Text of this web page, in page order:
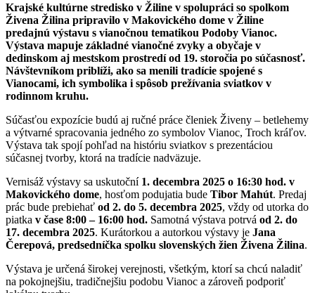
Krajské kultúrne stredisko v Žiline v spolupráci so spolkom
Živena Žilina pripravilo v Makovického dome v Žiline
predajnú výstavu s vianočnou tematikou Podoby Vianoc.
Výstava mapuje základné vianočné zvyky a obyčaje v
dedinskom aj mestskom prostredí od 19. storočia po súčasnosť.
Návštevníkom priblíži, ako sa menili tradície spojené s
Vianocami, ich symbolika i spôsob prežívania sviatkov v
rodinnom kruhu.
Súčasťou expozície budú aj ručné práce členiek Živeny – betlehemy
a výtvarné spracovania jedného zo symbolov Vianoc, Troch kráľov.
Výstava tak spojí pohľad na históriu sviatkov s prezentáciou
súčasnej tvorby, ktorá na tradície nadväzuje.
Vernisáž výstavy sa uskutoční 1. decembra 2025 o 16:30 hod. v
Makovického dome, hosťom podujatia bude Tibor Mahút. Predaj
prác bude prebiehať od 2. do 5. decembra 2025, vždy od utorka do
piatka v čase 8:00 – 16:00 hod. Samotná výstava potrvá od 2. do
17. decembra 2025. Kurátorkou a autorkou výstavy je Jana
Čerepová, predsedníčka spolku slovenských žien Živena Žilina.
Výstava je určená širokej verejnosti, všetkým, ktorí sa chcú naladiť
na pokojnejšiu, tradičnejšiu podobu Vianoc a zároveň podporiť